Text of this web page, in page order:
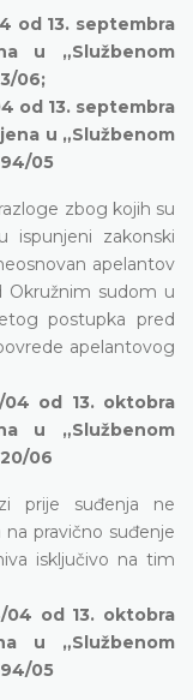
od 13. septembra
u „Službenom
06;
od 13. septembra
u „Službenom
05
zbog kojih su
ispunjeni zakonski
apelantov
Okružnim sudom u
postupka pred
apelantovog
od 13. oktobra
u „Službenom
06
prije suđenja ne
pravično suđenje
isključivo na tim
04 od 13. oktobra
u „Službenom
05